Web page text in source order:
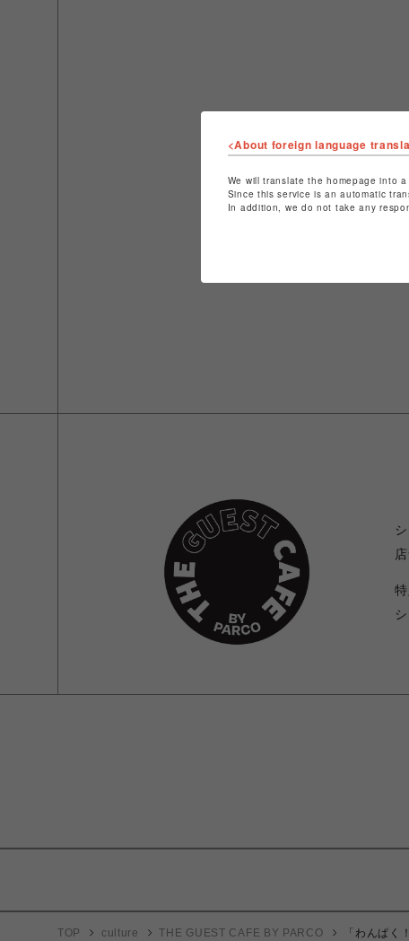
TOP culture THE GUEST CAFE BY PARCO 「わんぱく
<About foreign language
We will translate the homepage into
Since this service is an automatic
In addition, we do not take any